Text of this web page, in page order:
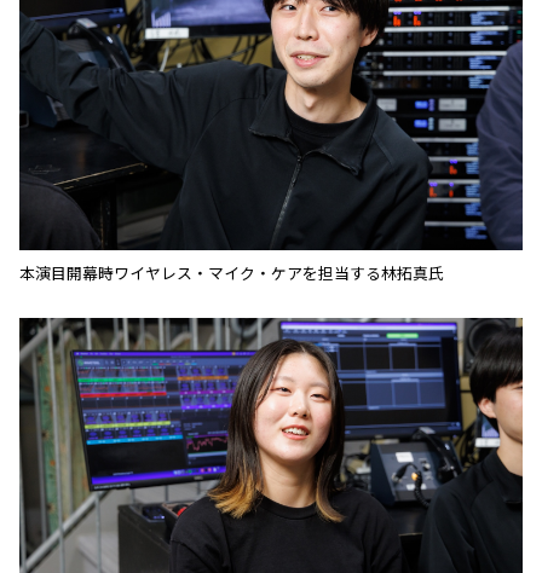
本演目開幕時ワイヤレス・マイク・ケアを担当する林拓真氏